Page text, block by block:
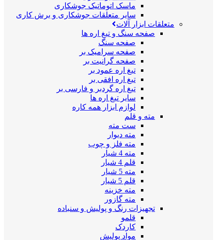
ماسک اتوماتیک جوشکاری
سایر متعلقات جوشکاری و برش کاری
متعلقات ابزار آلات
صفحه سنگ و تیغ اره ها
صفحه سنگ
صفحه سرامیک بر
صفحه گرانیت بر
تیغ اره عمود بر
تیغ اره افقی بر
تیغ اره گردبر و فارسی بر
سایر تیغ اره ها
لوازم ابزار همه کاره
مته و قلم
ست مته
مته دیوار
مته فلز و چوب
مته 4 شیار
قلم 4 شیار
مته 5 شیار
قلم 5 شیار
مته خزینه
مته گازور
تجهیزات رنگ و پولیش و سنباده
قلمو
کاردک
مواد پولیش